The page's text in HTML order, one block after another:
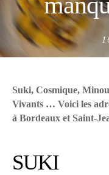
Suki, Cosmique,
Vivants … Voici les
à Bordeaux et Saint-
SUKI